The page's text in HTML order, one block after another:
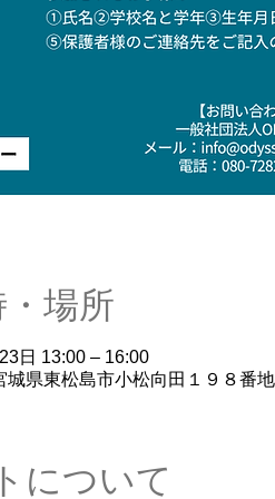
・場所
日 13:00 – 16:00
県東松島市小松向田１９８番
について